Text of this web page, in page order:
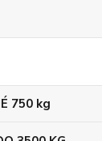
750 kg